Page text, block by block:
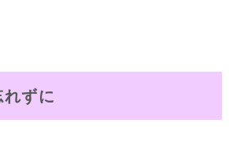
ずに